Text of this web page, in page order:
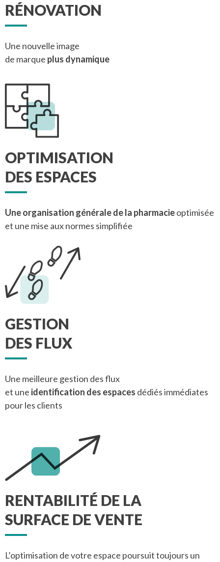
RÉNOVATION
Une nouvelle image
de marque plus dynamique
OPTIMISATION
DES ESPACES
Une organisation générale de la pharmacieoptimisée
et une mise aux normes simplifiée
GESTION
DES FLUX
Une meilleure gestion des flux
et une identification des espaces dédiés immédiates
pour les clients
RENTABILITÉ DE LA
SURFACE DE VENTE
L’optimisation de votre espace poursuit toujours un